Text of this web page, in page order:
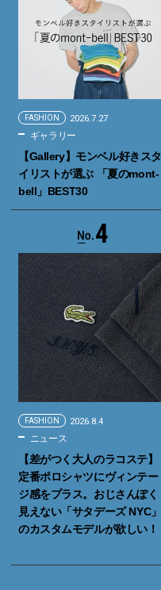
FASHION 2026.7.27
ギャラリー
【Gallery】モンベル好きスタ
イリストが選ぶ 「夏のmont-
bell」BEST30
4
FASHION 2026.8.4
ニュース
【差がつく大人のラコステ】
定番ポロシャツにヴィンテー
ジ感をプラス。おじさんぽく
見えない「サタデーズ NYC」
のカスタムモデルが欲しい！